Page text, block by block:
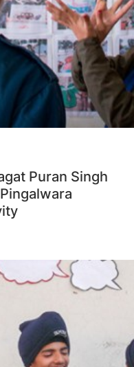
Puran Singh